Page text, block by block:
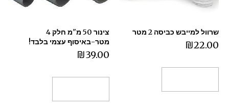
שרוול למייבש כביסה 2 מטר
₪22.00
צינור 50 מ"מ חלק 4
מטר-באיסוף עצמי בלבד!
₪39.00